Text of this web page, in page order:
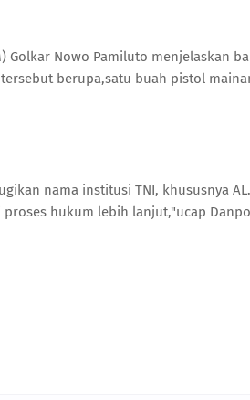
Golkar Nowo Pamiluto menjelaskan
berupa,satu buah pistol
nama institusi TNI, khususnya
hukum lebih lanjut,"ucap